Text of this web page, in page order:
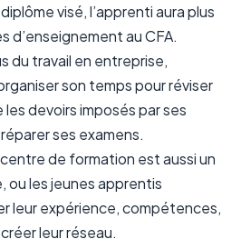
visé, l’apprenti aura plus
d’enseignement au CFA.
du travail en entreprise,
son temps pour réviser
les devoirs imposés par ses
ses examens.
de formation est aussi un
ou les jeunes apprentis
leur expérience, compétences,
leur réseau.